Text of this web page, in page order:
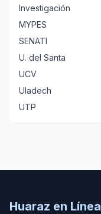
Investigación
MYPES
SENATI
U. del Santa
UCV
Uladech
UTP
Huaraz en Línea